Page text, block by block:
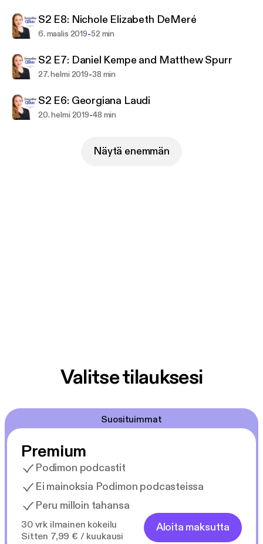
S2 E8: Nichole Elizabeth DeMeré
6. maalis 2019-52 min
S2 E7: Daniel Kempe and Matthew Spurr
27. helmi 2019-38 min
S2 E6: Georgiana Laudi
20. helmi 2019-48 min
Näytä enemmän
Valitse tilauksesi
Suosituimmat
Premium
Podimon podcastit
Ei mainoksia Podimon podcasteissa
Peru milloin tahansa
30 vrk ilmainen kokeilu
Sitten 7,99 € / kuukausi
Aloita maksutta